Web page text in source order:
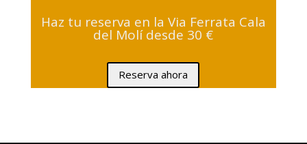
Haz tu reserva en la Via Ferrata Cala
del Molí desde 30 €
Reserva ahora